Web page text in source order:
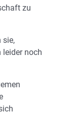
zu
sie,
leider noch